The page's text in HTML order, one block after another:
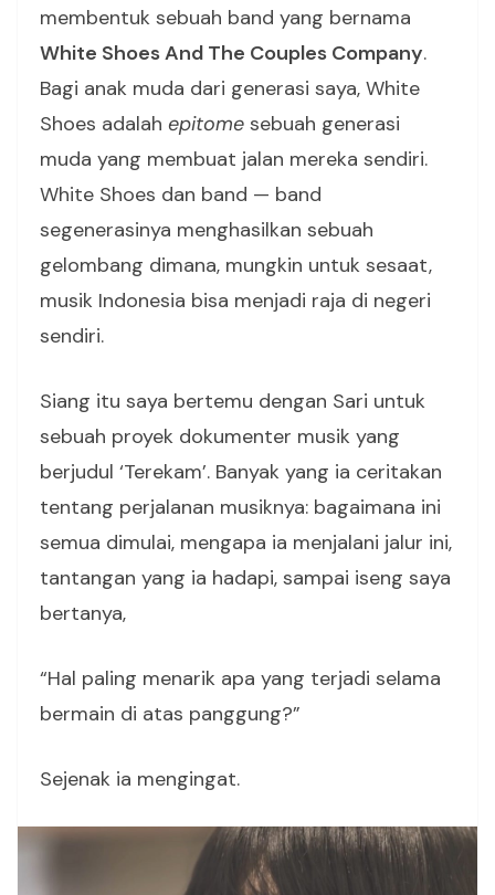
membentuk sebuah band yang bernama
White Shoes And The Couples Company.
Bagi anak muda dari generasi saya, White
Shoes adalah epitome sebuah generasi
muda yang membuat jalan mereka sendiri.
White Shoes dan band — band
segenerasinya menghasilkan sebuah
gelombang dimana, mungkin untuk sesaat,
musik Indonesia bisa menjadi raja di negeri
sendiri.
Siang itu saya bertemu dengan Sari untuk
sebuah proyek dokumenter musik yang
berjudul ‘Terekam’. Banyak yang ia ceritakan
tentang perjalanan musiknya: bagaimana ini
semua dimulai, mengapa ia menjalani jalur ini,
tantangan yang ia hadapi, sampai iseng saya
bertanya,
“Hal paling menarik apa yang terjadi selama
bermain di atas panggung?”
Sejenak ia mengingat.